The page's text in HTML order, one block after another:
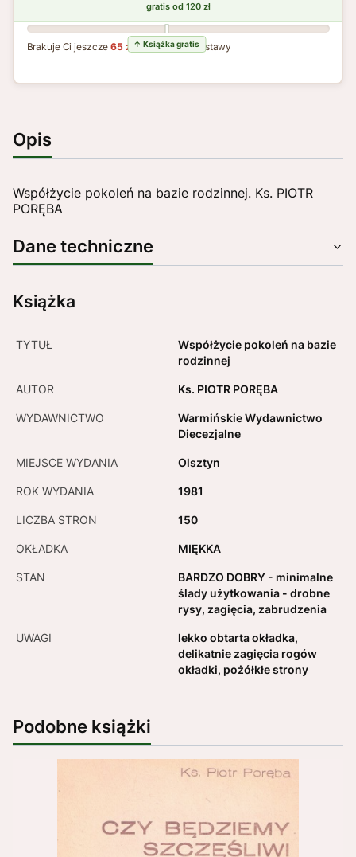
Brakuje Ci jeszcze65 zł do darmowej dostawy
Opis
Współżycie pokoleń na bazie rodzinnej. Ks. PIOTR
PORĘBA
Dane techniczne
Książka
TYTUŁ
Współżycie pokoleń na bazie
rodzinnej
AUTOR Ks. PIOTR PORĘBA
WYDAWNICTWO
Warmińskie Wydawnictwo
Diecezjalne
MIEJSCE WYDANIA Olsztyn
ROK WYDANIA 1981
LICZBA STRON 150
OKŁADKA MIĘKKA
STAN
BARDZO DOBRY - minimalne
ślady użytkowania - drobne
rysy, zagięcia, zabrudzenia
UWAGI
lekko obtarta okładka,
delikatnie zagięcia rogów
okładki, pożółkłe strony
Podobne książki